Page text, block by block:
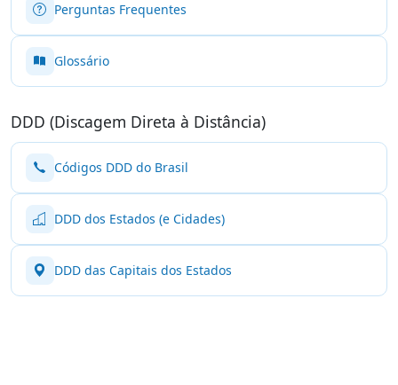
Perguntas Frequentes
Glossário
DDD (Discagem Direta à Distância)
Códigos DDD do Brasil
DDD dos Estados (e Cidades)
DDD das Capitais dos Estados